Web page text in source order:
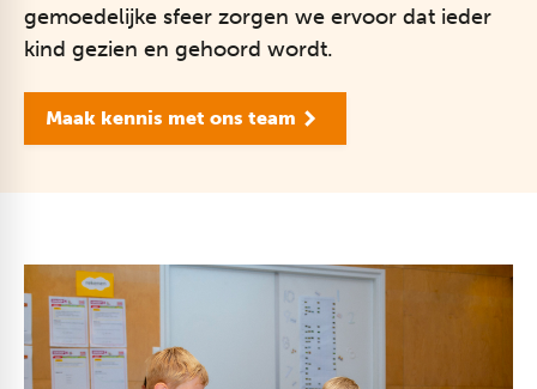
gemoedelijke sfeer zorgen we ervoor dat ieder
kind gezien en gehoord wordt.
Maak kennis met ons team